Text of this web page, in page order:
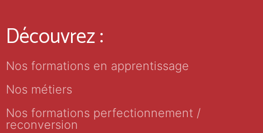
Découvrez :
Nos formations en apprentissage
Nos métiers
Nos formations perfectionnement /
reconversion